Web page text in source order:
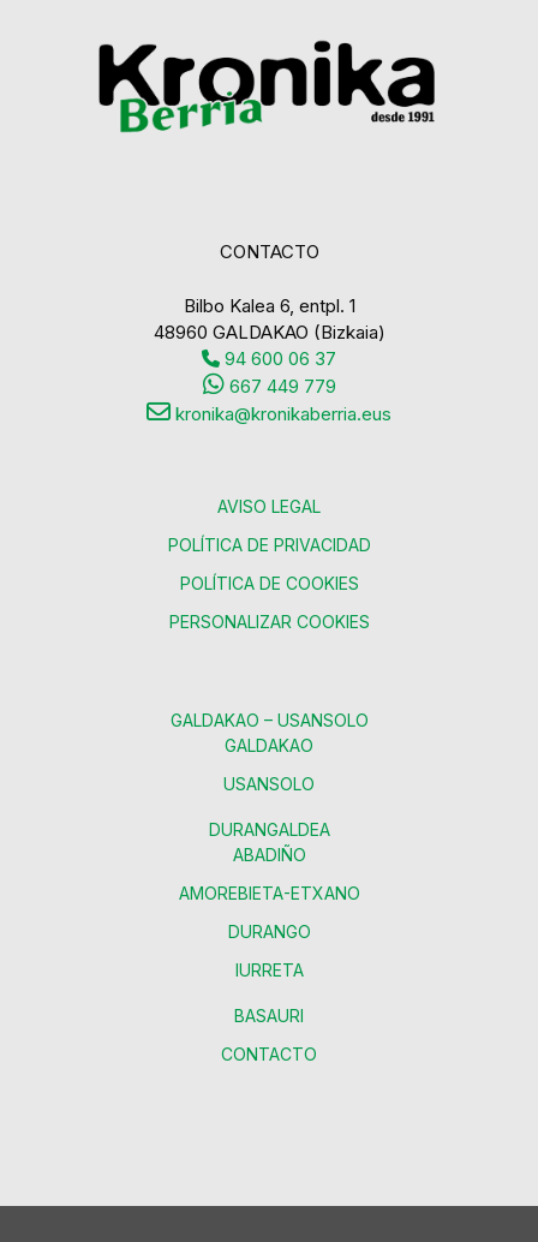
CONTACTO
Bilbo Kalea 6, entpl. 1
48960 GALDAKAO (Bizkaia)
94 600 06 37
667 449 779
kronika@kronikaberria.eus
AVISO LEGAL
POLÍTICA DE PRIVACIDAD
POLÍTICA DE COOKIES
PERSONALIZAR COOKIES
GALDAKAO – USANSOLO
GALDAKAO
USANSOLO
DURANGALDEA
ABADIÑO
AMOREBIETA-ETXANO
DURANGO
IURRETA
BASAURI
CONTACTO